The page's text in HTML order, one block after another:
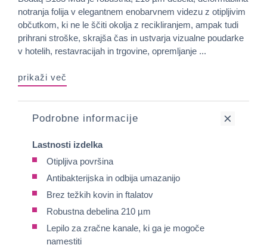
notranja folija v elegantnem enobarvnem videzu z otipljivim
občutkom, ki ne le ščiti okolja z recikliranjem, ampak tudi
prihrani stroške, skrajša čas in ustvarja vizualne poudarke
v hotelih, restavracijah in trgovine, opremljanje ...
prikaži več
Podrobne informacije
Lastnosti izdelka
Otipljiva površina
Antibakterijska in odbija umazanijo
Brez težkih kovin in ftalatov
Robustna debelina 210 µm
Lepilo za zračne kanale, ki ga je mogoče
namestiti